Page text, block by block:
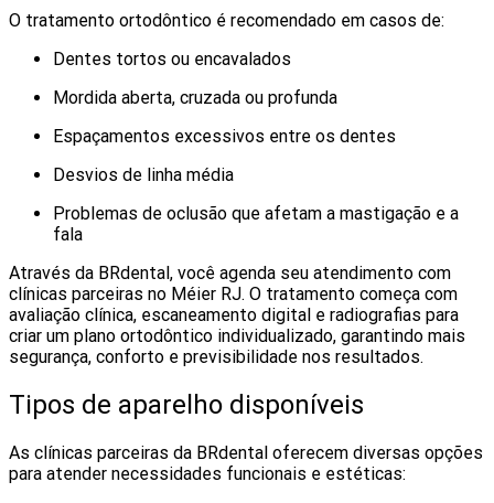
O tratamento ortodôntico é recomendado em casos de:
Dentes tortos ou encavalados
Mordida aberta, cruzada ou profunda
Espaçamentos excessivos entre os dentes
Desvios de linha média
Problemas de oclusão que afetam a mastigação e a
fala
Através da BRdental, você agenda seu atendimento com
clínicas parceiras no Méier RJ. O tratamento começa com
avaliação clínica, escaneamento digital e radiografias para
criar um plano ortodôntico individualizado, garantindo mais
segurança, conforto e previsibilidade nos resultados.
Tipos de aparelho disponíveis
As clínicas parceiras da BRdental oferecem diversas opções
para atender necessidades funcionais e estéticas: